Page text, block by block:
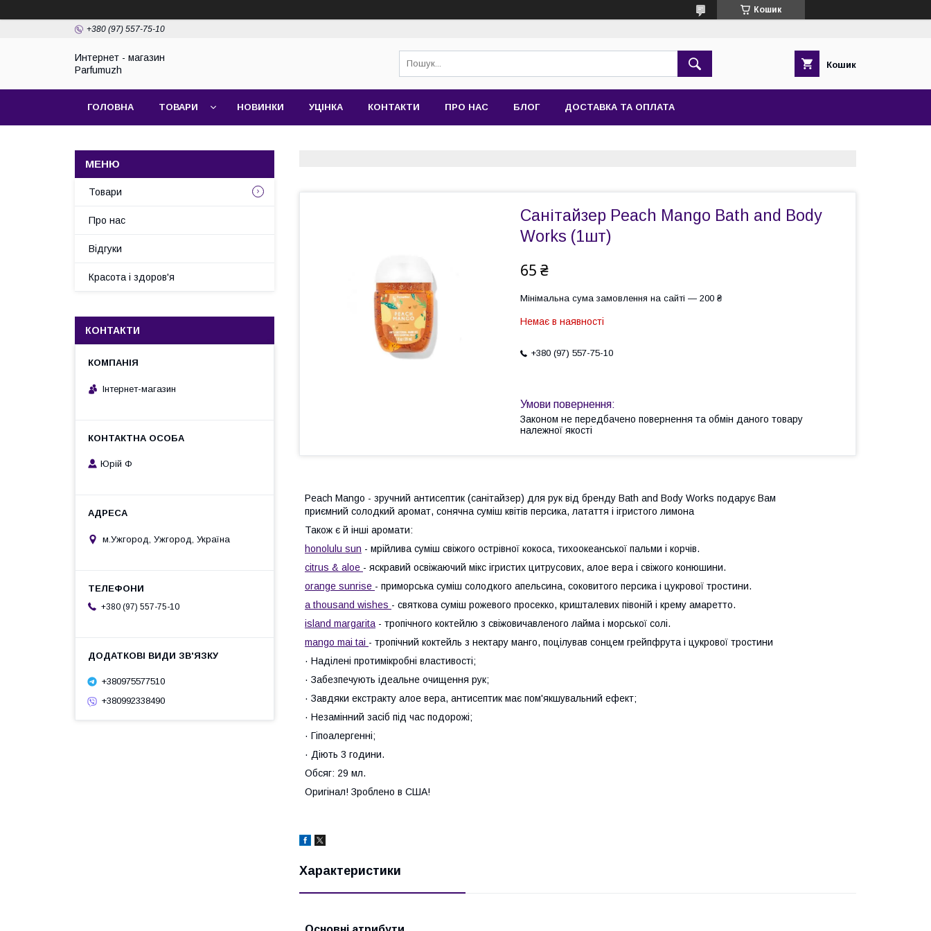
Кошик
+380 (97) 557-75-10
Интернет - магазин
Parfumuzh
Кошик
ГОЛОВНА ТОВАРИ НОВИНКИ УЦІНКА КОНТАКТИ ПРО НАС БЛОГ ДОСТАВКА ТА ОПЛАТА
Санітайзер Peach Mango Bath and Body
Works (1шт)
65 ₴
Мінімальна сума замовлення на сайті — 200 ₴
Немає в наявності
+380 (97) 557-75-10
Законом не передбачено повернення та обмін даного товару
належної якості
Peach Mango - зручний антисептик (санітайзер) для рук від бренду Bath and Body Works подарує Вам
приємний солодкий аромат, сонячна суміш квітів персика, латаття і ігристого лимона
Також є й інші аромати:
honolulu sun - мрійлива суміш свіжого острівної кокоса, тихоокеанської пальми і корчів.
citrus & aloe - яскравий освіжаючий мікс ігристих цитрусових, алое вера і свіжого конюшини.
orange sunrise - приморська суміш солодкого апельсина, соковитого персика і цукрової тростини.
a thousand wishes - святкова суміш рожевого просекко, кришталевих півоній і крему амаретто.
island margarita - тропічного коктейлю з свіжовичавленого лайма і морської солі.
mango mai tai - тропічний коктейль з нектару манго, поцілував сонцем грейпфрута і цукрової тростини
· Наділені протимікробні властивості;
· Забезпечують ідеальне очищення рук;
· Завдяки екстракту алое вера, антисептик має пом'якшувальний ефект;
· Незамінний засіб під час подорожі;
· Гіпоалергенні;
· Діють 3 години.
Обсяг: 29 мл.
Оригінал! Зроблено в США!
Характеристики
Товари
Про нас
Відгуки
Красота і здоров'я
КОНТАКТИ
Інтернет-магазин
Юрій Ф
м.Ужгород, Ужгород, Україна
+380 (97) 557-75-10
+380975577510
+380992338490